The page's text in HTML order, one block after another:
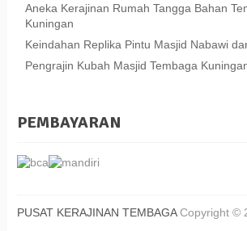
Aneka Kerajinan Rumah Tangga Bahan
Kuningan
Keindahan Replika Pintu Masjid Nabawi
Pengrajin Kubah Masjid Tembaga
PEMBAYARAN
PUSAT KERAJINAN TEMBAGACopyright ©